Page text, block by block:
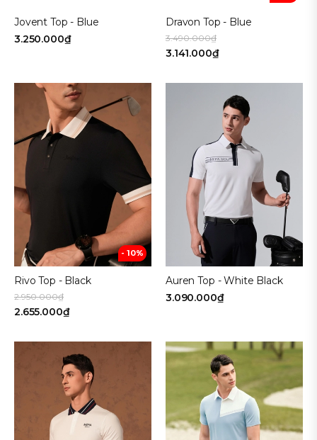
Jovent Top - Blue
3.250.000₫
Dravon Top - Blue
3.490.000₫
3.141.000₫
- 10%
Rivo Top - Black
2.950.000₫
2.655.000₫
Auren Top - White Black
3.090.000₫